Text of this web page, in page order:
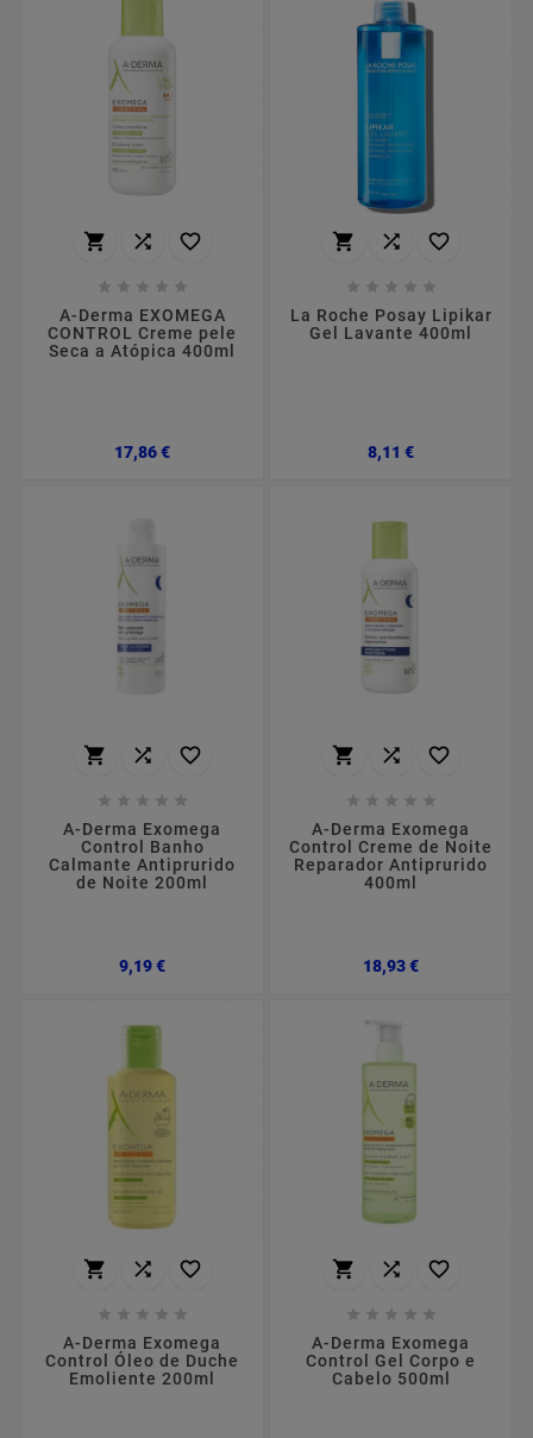
  
    
A-Derma EXOMEGA
CONTROL Creme pele
Seca a Atópica 400ml
17,86 €Preço
  
    
La Roche Posay Lipikar
Gel Lavante 400ml
8,11 €Preço
  
    
A-Derma Exomega
Control Banho
Calmante Antiprurido
de Noite 200ml
9,19 €Preço
  
    
A-Derma Exomega
Control Creme de Noite
Reparador Antiprurido
400ml
18,93 €Preço
  
    
A-Derma Exomega
Control Óleo de Duche
Emoliente 200ml
  
    
A-Derma Exomega
Control Gel Corpo e
Cabelo 500ml